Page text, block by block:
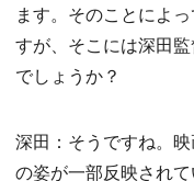
ます。そのことによ
すが、そこには深田
でしょうか？
深田：そうですね。
の姿が一部反映され